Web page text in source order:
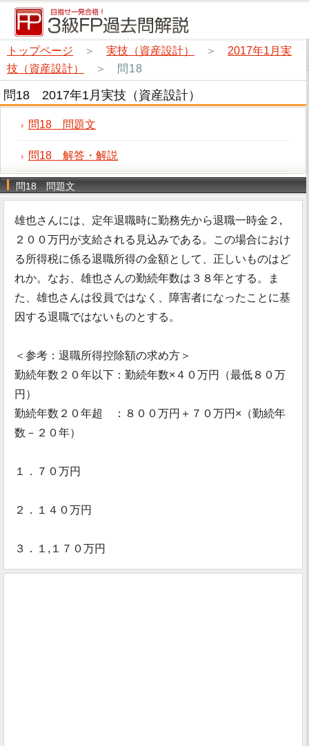
トップページ ＞ 実技（資産設計） ＞ 2017年1月実
技（資産設計）
＞ 問18
問18 2017年1月実技（資産設計）
問18 問題文
問18 解答・解説
問18 問題文
雄也さんには、定年退職時に勤務先から退職一時金２,
２００万円が支給される見込みである。この場合におけ
る所得税に係る退職所得の金額として、正しいものはど
れか。なお、雄也さんの勤続年数は３８年とする。ま
た、雄也さんは役員ではなく、障害者になったことに基
因する退職ではないものとする。
＜参考：退職所得控除額の求め方＞
勤続年数２０年以下：勤続年数×４０万円（最低８０万
円）
勤続年数２０年超 ：８００万円＋７０万円×（勤続年
数－２０年）
１．７０万円
２．１４０万円
３．１,１７０万円